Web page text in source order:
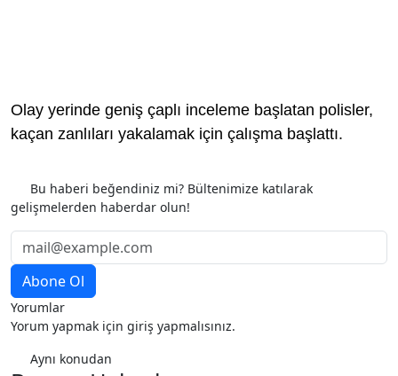
Olay yerinde geniş çaplı inceleme başlatan polisler,
kaçan zanlıları yakalamak için çalışma başlattı.
Bu haberi beğendiniz mi? Bültenimize katılarak
gelişmelerden haberdar olun!
Yorumlar
Yorum yapmak için giriş yapmalısınız.
Aynı konudan